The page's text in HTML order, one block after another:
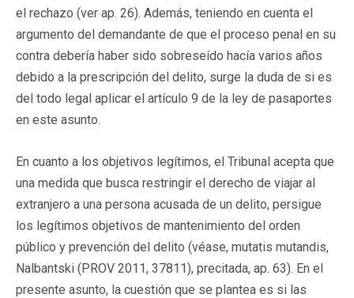
el rechazo (ver ap. 26). Además, teniendo en cuenta el
argumento del demandante de que el proceso penal en su
contra debería haber sido sobreseído hacía varios años
debido a la prescripción del delito, surge la duda de si es
del todo legal aplicar el artículo 9 de la ley de pasaportes
en este asunto.
En cuanto a los objetivos legítimos, el Tribunal acepta que
una medida que busca restringir el derecho de viajar al
extranjero a una persona acusada de un delito, persigue
los legítimos objetivos de mantenimiento del orden
público y prevención del delito (véase, mutatis mutandis,
Nalbantski (PROV 2011, 37811), precitada, ap. 63). En el
presente asunto, la cuestión que se plantea es si las